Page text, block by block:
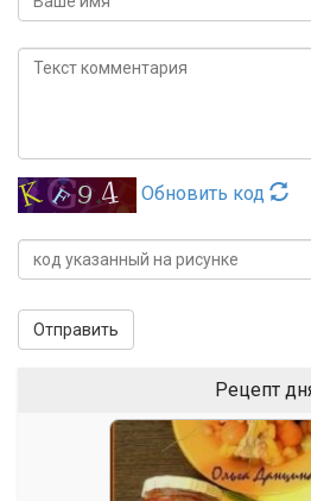
Обновить код
Отправить
Рецепт